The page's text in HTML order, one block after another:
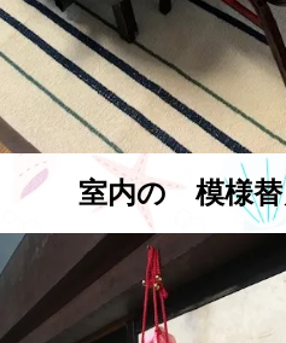
室内の 模様替